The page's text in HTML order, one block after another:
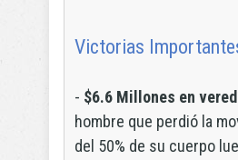
Victorias
- $6.6 Millones en
hombre que perdió la
del 50% de su cuerpo